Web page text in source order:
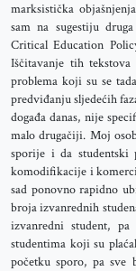
marksistička
sam na sugestiju
Critical Education
Iščitavanje tih
problema koji su se
predviđanju sljedećih
događa danas, nije
malo drugačiji. Moj
sporije i da studentski
komodifikacije i
sad ponovno rapidno
broja izvanrednih
izvanredni student,
studentima koji su
početku sporo, pa